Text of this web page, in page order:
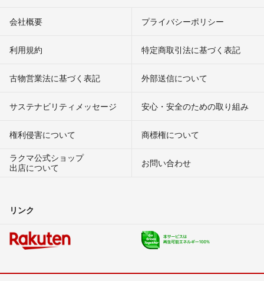
会社概要 プライバシーポリシー
利用規約 特定商取引法に基づく表記
古物営業法に基づく表記 外部送信について
サステナビリティメッセージ 安心・安全のための取り組み
権利侵害について
商標権について
ラクマ公式ショップ
出店について
お問い合わせ
リンク